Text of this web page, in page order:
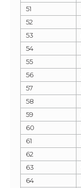
51
52
53
54
55
56
57
58
59
60
61
62
63
64